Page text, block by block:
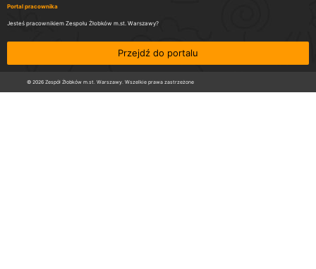
Portal pracownika
Jesteś pracownikiem Zespołu Żłobków m.st. Warszawy?
Przejdź do portalu
© 2026 Zespół Żłobków m.st. Warszawy. Wszelkie prawa zastrzeżone